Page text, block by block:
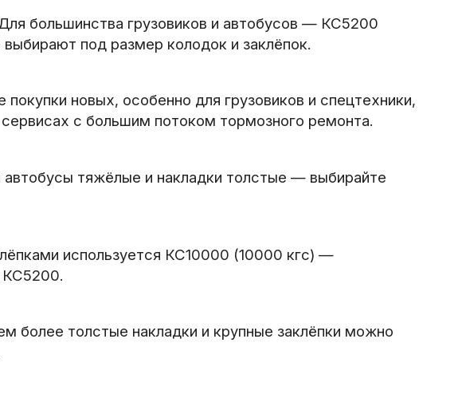
большинства грузовиков и автобусов — КС5200
под размер колодок и заклёпок.
новых, особенно для грузовиков и спецтехники,
с большим потоком тормозного ремонта.
тяжёлые и накладки толстые — выбирайте
используется КС10000 (10000 кгс) —
КС5200.
более толстые накладки и крупные заклёпки можно